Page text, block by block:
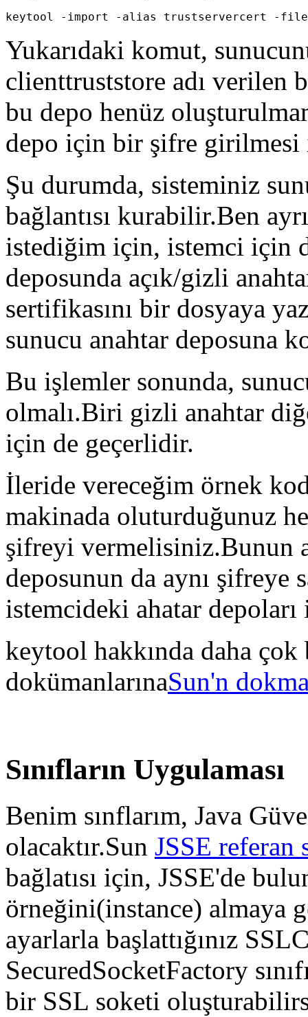
keytool -import -alias trustservercert -
Yukarıdaki komut,
clienttruststore adı verilen
bu depo henüz
depo için bir şifre girilmesi
Şu durumda, sisteminiz
bağlantısı kurabilir.Ben
istediğim için, istemci için
deposunda açık/gizli
sertifikasını bir dosyaya
sunucu anahtar deposuna
Bu işlemler sonunda,
olmalı.Biri gizli anahtar
için de geçerlidir.
İleride vereceğim örnek
makinada oluturduğunuz
şifreyi vermelisiniz.Bunun
deposunun da aynı şifreye
istemcideki ahatar
keytool hakkında daha
dokümanlarınaSun'n
Sınıfların Uygulaması
Benim sınflarım, Java
olacaktır.Sun JSSE referan
bağlatısı için, JSSE'de
örneğini(instance) almaya
ayarlarla başlattığınız
SecuredSocketFactory
bir SSL soketi